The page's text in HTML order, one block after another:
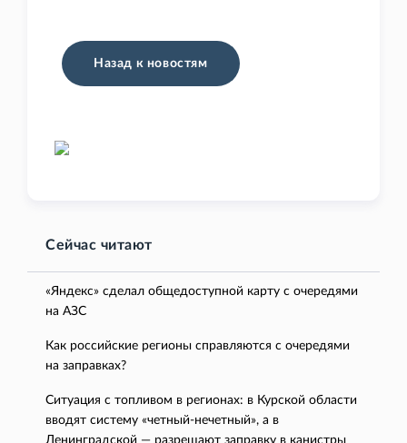
Назад к новостям
Сейчас читают
«Яндекс» сделал общедоступной карту с очередями
на АЗС
Как российские регионы справляются с очередями
на заправках?
Ситуация с топливом в регионах: в Курской области
вводят систему «четный-нечетный», а в
Ленинградской — разрешают заправку в канистры